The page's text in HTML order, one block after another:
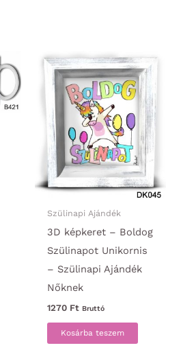
Szülinapi Ajándék
3D képkeret – Boldog
Szülinapot Unikornis
– Szülinapi Ajándék
Nőknek
1270 Ft Bruttó
Kosárba teszem